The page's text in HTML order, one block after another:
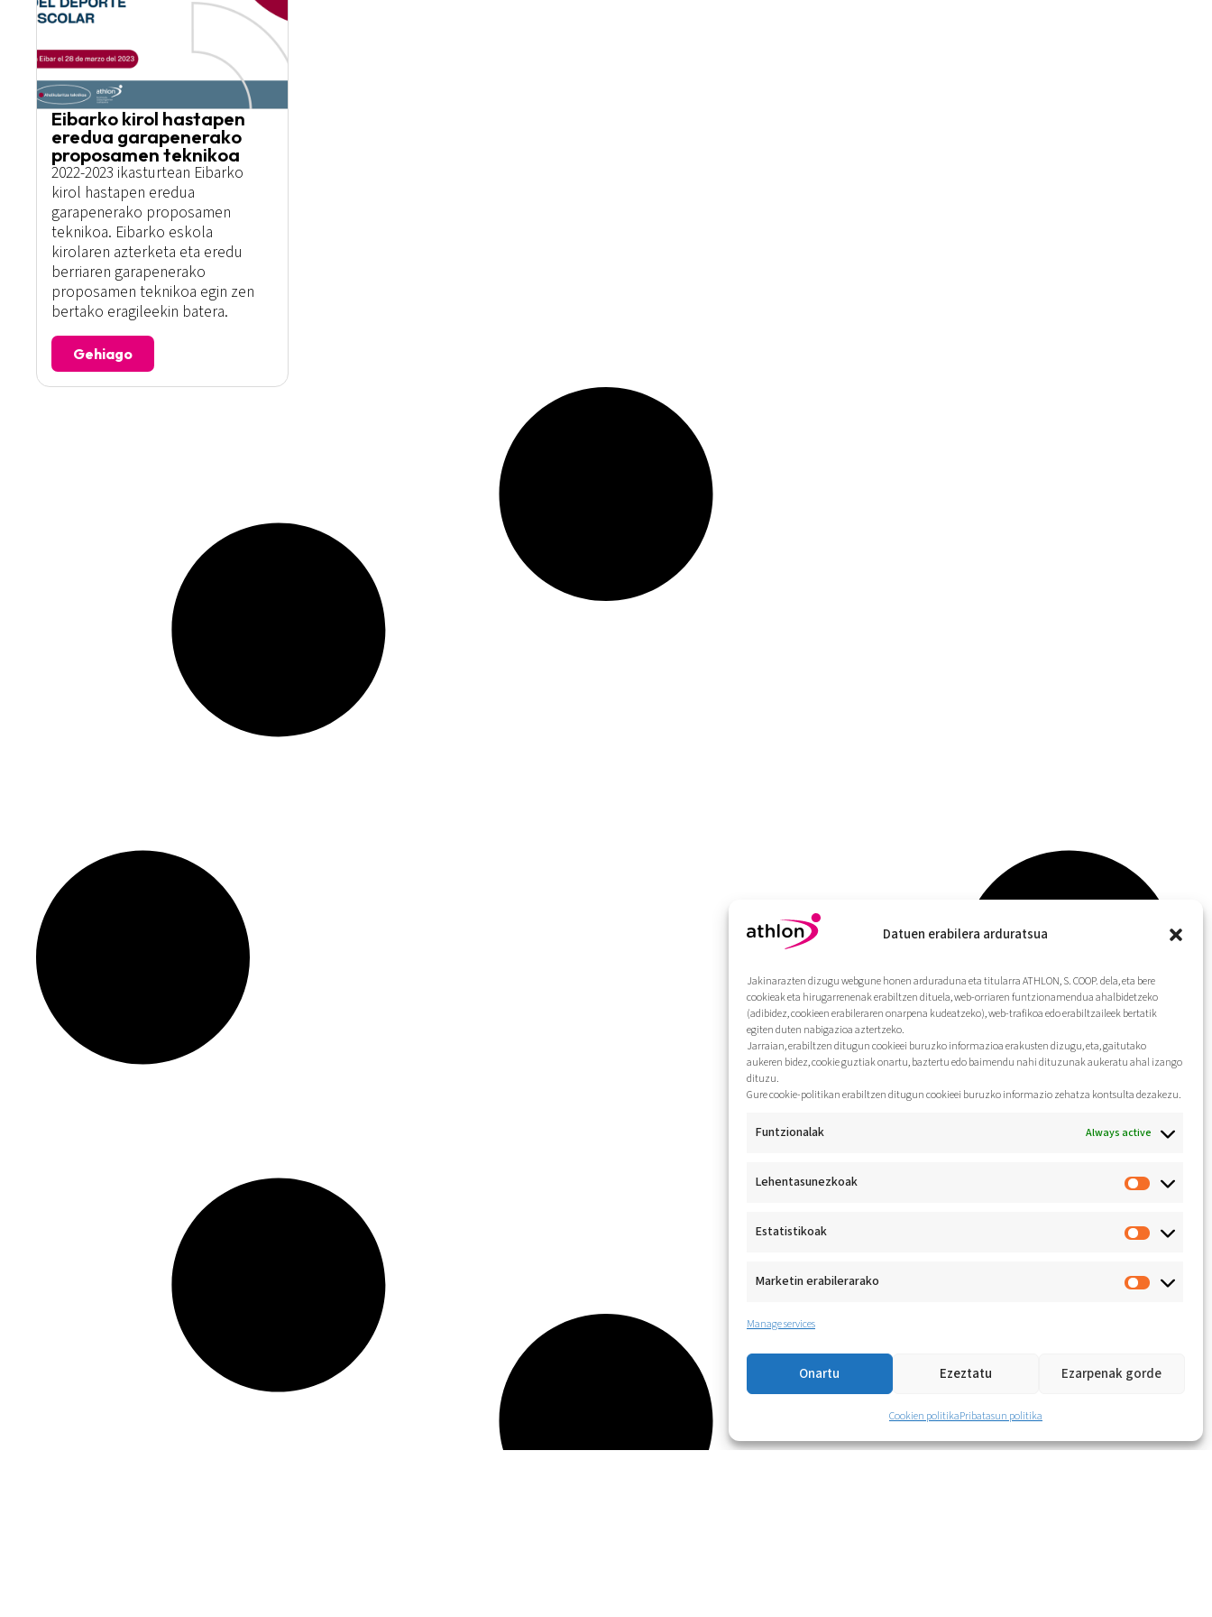
Datuen erabilera arduratsua
Jakinarazten dizugu webgune honen arduraduna eta titularra ATHLON, S. COOP. dela, eta bere
cookieak eta hirugarrenenak erabiltzen dituela, web-orriaren funtzionamendua ahalbidetzeko
(adibidez, cookieen erabileraren onarpena kudeatzeko), web-trafikoa edo erabiltzaileek bertatik
egiten duten nabigazioa aztertzeko.
Jarraian, erabiltzen ditugun cookieei buruzko informazioa erakusten dizugu, eta, gaitutako
aukeren bidez, cookie guztiak onartu, baztertu edo baimendu nahi dituzunak aukeratu ahal izango
dituzu.
Gure cookie-politikan erabiltzen ditugun cookieei buruzko informazio zehatza kontsulta dezakezu.
Funtzionalak Always active
Lehentasunezkoak
Estatistikoak
Marketin erabilerarako
Manage services
Onartu Ezeztatu Ezarpenak gorde
Cookien politikaPribatasun politika
Eibarko kirol hastapen
eredua garapenerako
proposamen teknikoa
2022-2023 ikasturtean Eibarko
kirol hastapen eredua
garapenerako proposamen
teknikoa. Eibarko eskola
kirolaren azterketa eta eredu
berriaren garapenerako
proposamen teknikoa egin zen
bertako eragileekin batera.
Gehiago